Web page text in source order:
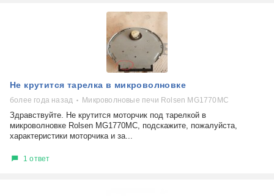
Не крутится тарелка в микроволновке
более года назад Микроволновые печи Rolsen MG1770MC
Здравствуйте. Не крутится моторчик под тарелкой в
микроволновке Rolsen MG1770MC, подскажите, пожалуйста,
характеристики моторчика и за...
1 ответ